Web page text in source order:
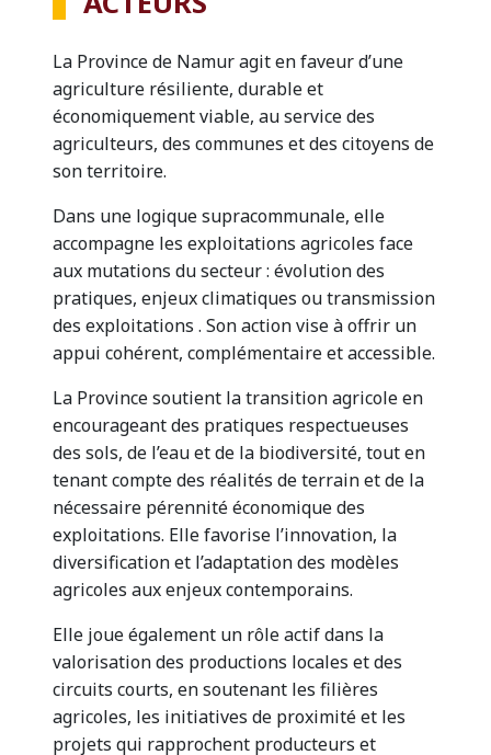
La Province de Namur agit en faveur d’une
agriculture résiliente, durable et
économiquement viable, au service des
agriculteurs, des communes et des citoyens de
son territoire.
Dans une logique supracommunale, elle
accompagne les exploitations agricoles face
aux mutations du secteur : évolution des
pratiques, enjeux climatiques ou transmission
des exploitations . Son action vise à offrir un
appui cohérent, complémentaire et accessible.
La Province soutient la transition agricole en
encourageant des pratiques respectueuses
des sols, de l’eau et de la biodiversité, tout en
tenant compte des réalités de terrain et de la
nécessaire pérennité économique des
exploitations. Elle favorise l’innovation, la
diversification et l’adaptation des modèles
agricoles aux enjeux contemporains.
Elle joue également un rôle actif dans la
valorisation des productions locales et des
circuits courts, en soutenant les filières
agricoles, les initiatives de proximité et les
projets qui rapprochent producteurs et